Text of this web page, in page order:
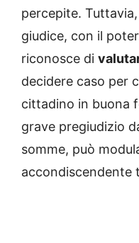
percepite.
giudice, con il
riconosce di
decidere caso per
cittadino in buona
grave pregiudizio
somme, può
accondiscendente